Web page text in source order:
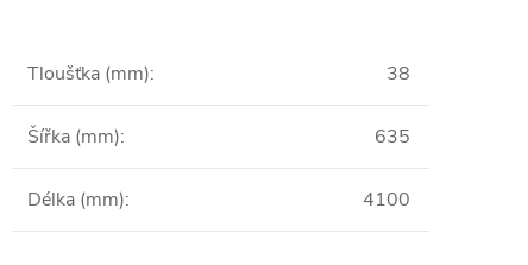
Tloušťka (mm): 38
Šířka (mm): 635
Délka (mm): 4100